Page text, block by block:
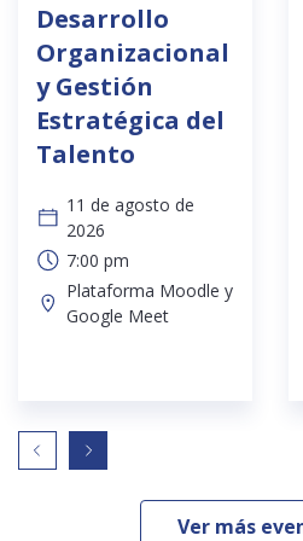
Desarrollo
Organizacional
y Gestión
Estratégica del
Talento
11 de agosto de
2026
7:00 pm
Plataforma Moodle y
Google Meet
Ver más